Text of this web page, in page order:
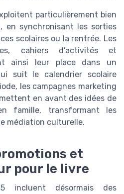
particulièrement bien
en synchronisant les sorties
scolaires ou la rentrée. Les
cahiers d’activités et
ainsi leur place dans un
suit le calendrier scolaire
les campagnes marketing
en avant des idées de
famille, transformant les
médiation culturelle.
et
pour le livre
incluent désormais des